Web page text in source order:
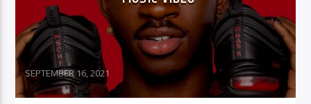
SEPTEMBER 16, 2021